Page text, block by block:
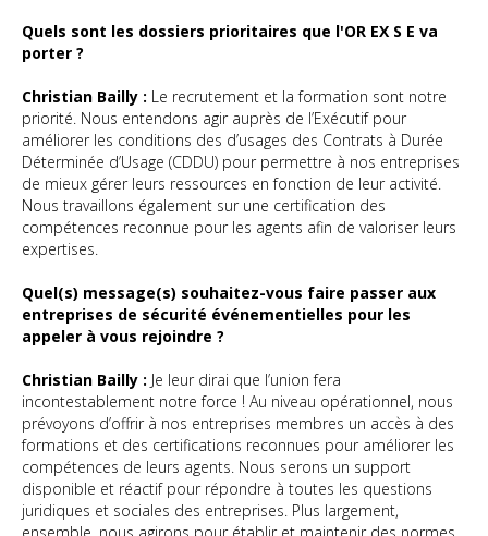
Quels sont les dossiers prioritaires que l'OR EX S E va
porter ?
Christian Bailly : Le recrutement et la formation sont notre
priorité. Nous entendons agir auprès de l’Exécutif pour
améliorer les conditions des d’usages des Contrats à Durée
Déterminée d’Usage (CDDU) pour permettre à nos entreprises
de mieux gérer leurs ressources en fonction de leur activité.
Nous travaillons également sur une certification des
compétences reconnue pour les agents afin de valoriser leurs
expertises.
Quel(s) message(s) souhaitez-vous faire passer aux
entreprises de sécurité événementielles pour les
appeler à vous rejoindre ?
Christian Bailly : Je leur dirai que l’union fera
incontestablement notre force ! Au niveau opérationnel, nous
prévoyons d’offrir à nos entreprises membres un accès à des
formations et des certifications reconnues pour améliorer les
compétences de leurs agents. Nous serons un support
disponible et réactif pour répondre à toutes les questions
juridiques et sociales des entreprises. Plus largement,